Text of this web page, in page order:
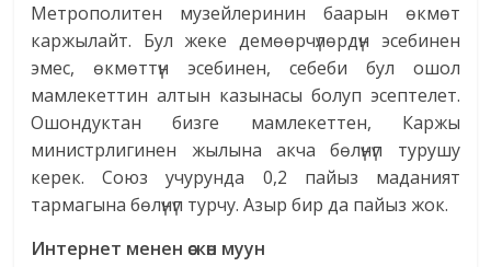
Метрополитен музейлеринин баарын өкмөт
каржылайт. Бул жеке демөөрчүлөрдүн эсебинен
эмес, өкмөттүн эсебинен, себеби бул ошол
мамлекеттин алтын казынасы болуп эсептелет.
Ошондуктан бизге мамлекеттен, Каржы
министрлигинен жылына акча бөлүнүп турушу
керек. Союз учурунда 0,2 пайыз маданият
тармагына бөлүнүп турчу. Азыр бир да пайыз жок.
Интернет менен өскөн муун